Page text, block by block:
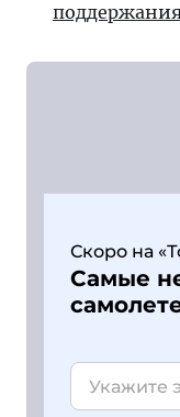
Скоро на
Самые